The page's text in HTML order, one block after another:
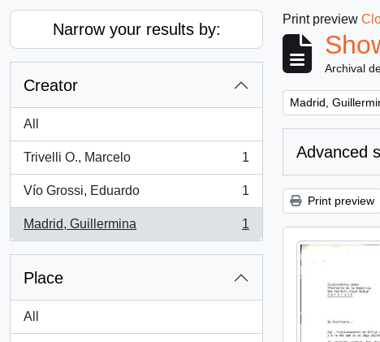
Narrow your results by:
Creator
All
Trivelli O., Marcelo
, 1 results
1
Vío Grossi, Eduardo
, 1 results
1
Madrid, Guillermina
, 1 results
1
Place
All
Print preview
Archival
Remove filter:
Madrid,
Advanced
Print preview